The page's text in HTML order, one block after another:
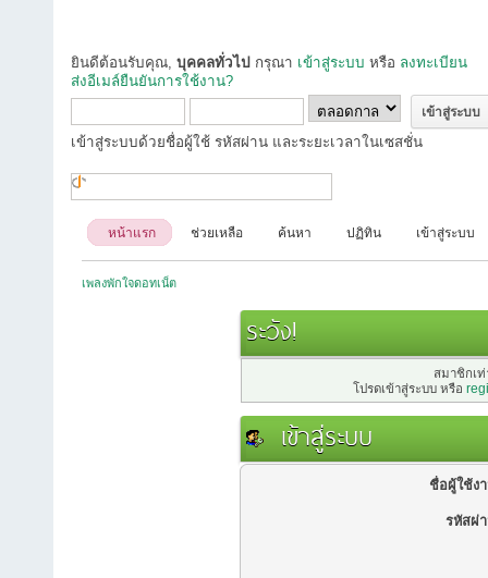
ยินดีต้อนรับคุณ, บุคคลทั่วไป กรุณา เข้าสู่ระบบ หรือ ลงทะเบียน
ส่งอีเมล์ยืนยันการใช้งาน?
เข้าสู่ระบบด้วยชื่อผู้ใช้ รหัสผ่าน และระยะเวลาในเซสชั่น
หน้าแรก ช่วยเหลือ ค้นหา ปฏิทิน เข้าสู่ระบบ
เพลงพักใจดอทเน็ต
ระวัง!
สมาชิกเ
โปรดเข้าสู่ระบบ หรือ
เข้าสู่ระบบ
ชื่อผู้ใช้ง
รหัสผ่